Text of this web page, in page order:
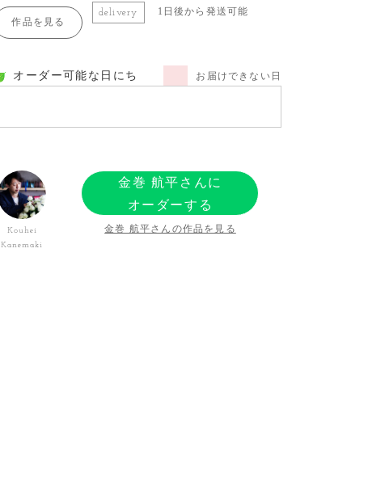
作品を見る
delivery 1日後から発送可能
オーダー可能な日にち お届けできない日
Kouhei
Kanemaki
金巻 航平さんに
オーダーする
金巻 航平さんの作品を見る